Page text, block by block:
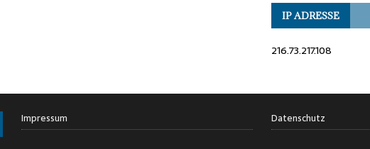
IP ADRESSE
216.73.217.108
Impressum Datenschutz